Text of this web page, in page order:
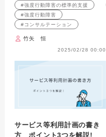
１回 自分のこと、仕事の
こと
#強度行動障害の標準的支援
#強度行動障害
#コンサルテーション
竹矢 恒
2025/02/28 00:00
サービス等利用計画の書き
方 ポイント3つを解説!